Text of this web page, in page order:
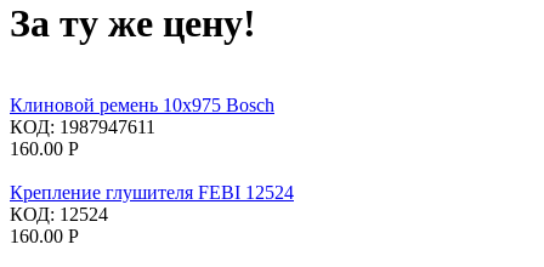
За ту же цену!
Клиновой ремень 10x975 Bosch
КОД: 1987947611
160.00 Р
Крепление глушителя FEBI 12524
КОД: 12524
160.00 Р